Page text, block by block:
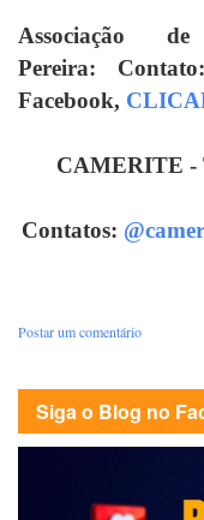
Associação
Pereira:
Facebook,
CAMERITE -
Contatos:
Postar um comentário
Siga o Blog no